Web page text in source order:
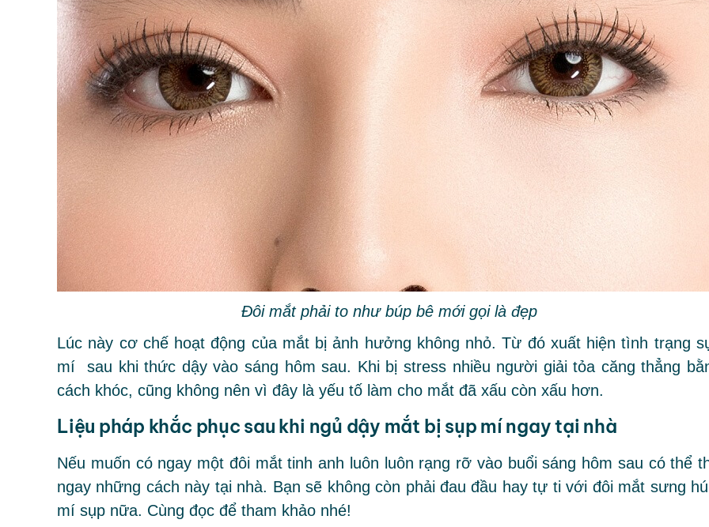
Đôi mắt phải to như búp bê mới gọi là đẹp
Lúc này cơ chế hoạt động của mắt bị ảnh hưởng không nhỏ. Từ đó xuất hiện tình trạng
mí sau khi thức dậy vào sáng hôm sau. Khi bị stress nhiều người giải tỏa căng thẳng
cách khóc, cũng không nên vì đây là yếu tố làm cho mắt đã xấu còn xấu hơn.
Liệu pháp khắc phục sau khi ngủ dậy mắt bị sụp mí ngay tại nhà
Nếu muốn có ngay một đôi mắt tinh anh luôn luôn rạng rỡ vào buổi sáng hôm sau có thể
ngay những cách này tại nhà. Bạn sẽ không còn phải đau đầu hay tự ti với đôi mắt sưng
mí sụp nữa. Cùng đọc để tham khảo nhé!